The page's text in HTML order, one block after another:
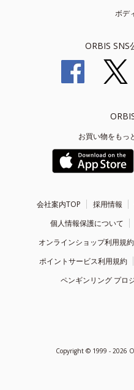
ボデ
ORBIS SNS
お買い物をもっ
会社案内TOP 採用情報
個人情報保護について
オンラインショップ利用規約
ポイントサービス利用規約
ペンギンリング プロ
Copyright © 1999 - 2026